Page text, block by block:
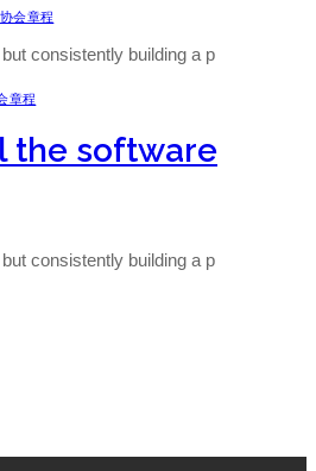
会章程
章程
consistently building a p
the software
consistently building a p